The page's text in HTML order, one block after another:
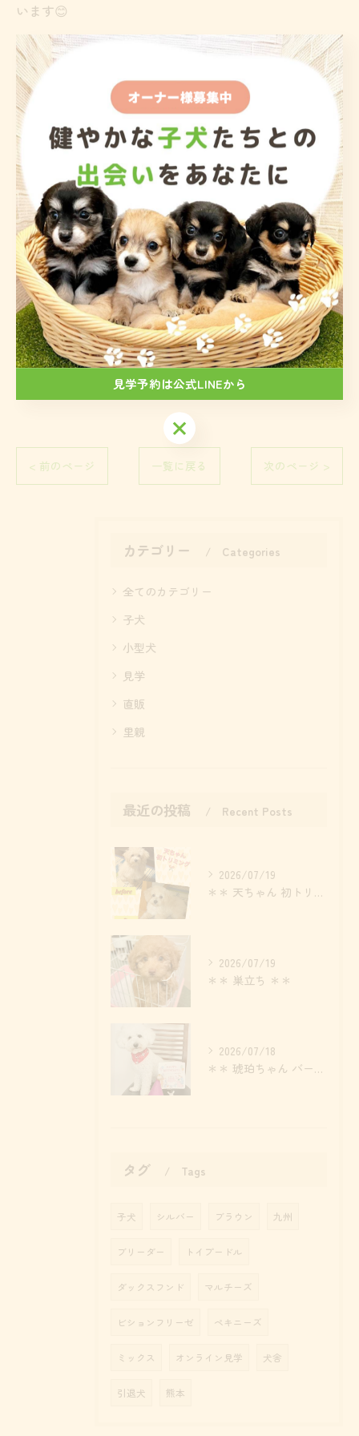
います😊
#おこげbaby
#チワックス
#ヴィアパドヴァ55
#viapadova55
#熊本ブリーダー
犬好きな人と繋がりたい
いぬすたぐらむ
いぬのいる暮らし
わんこ
わんすたぐらむ
わんこのいる生活
ブリーダー
岡本貴志ブリーダー
< 前のページ 一覧に戻る 次のページ >
カテゴリー Categories
全てのカテゴリー
子犬
小型犬
見学
直販
里親
最近の投稿 Recent Posts
2026/07/19
＊＊ 天ちゃん 初トリミング ＊＊
2026/07/19
＊＊ 巣立ち ＊＊
2026/07/18
＊＊ 琥珀ちゃん バースデー ＊＊
タグ Tags
子犬 シルバー ブラウン 九州
ブリーダー トイプードル
ダックスフンド マルチーズ
ビションフリーゼ ペキニーズ
ミックス オンライン見学 犬舎
引退犬 熊本
見学予約は公式LINEから
見学予約は公式LINEから